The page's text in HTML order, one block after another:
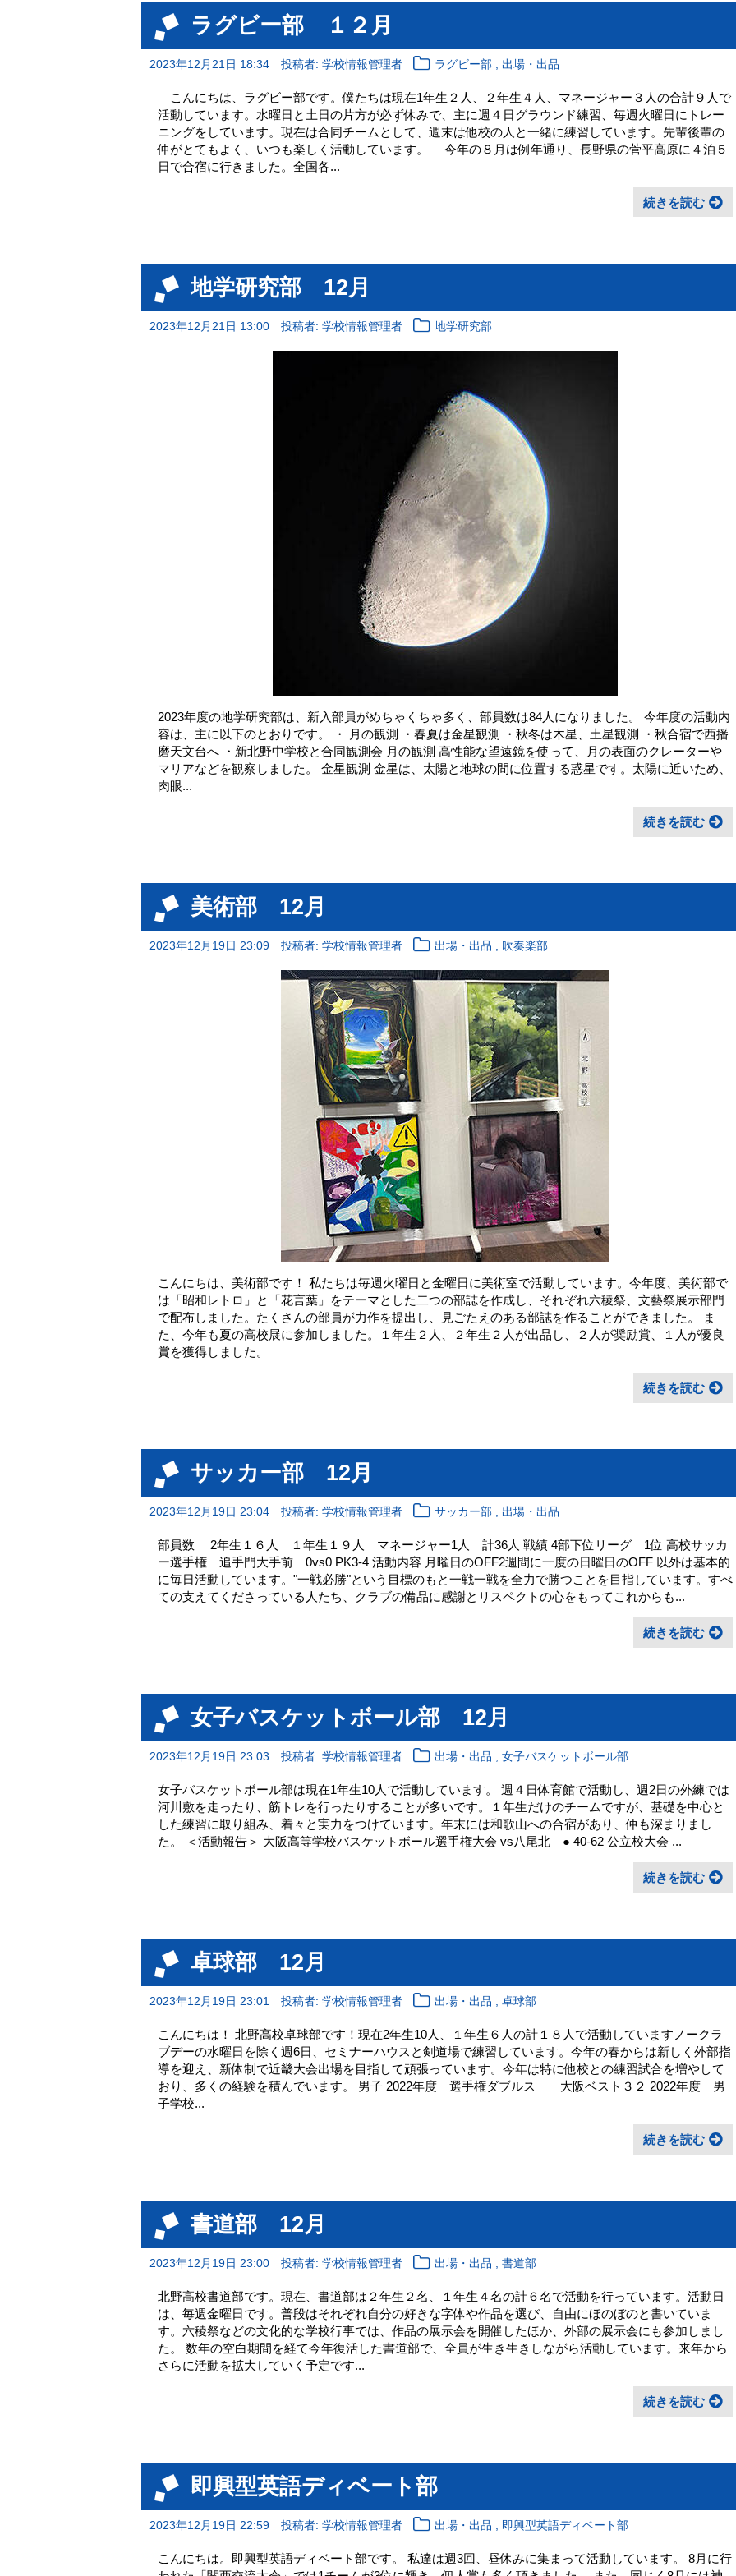
ラグビー部 １２月
2023年12月21日 18:34 投稿者: 学校情報管理者 ラグビー部 ,出場・出品
こんにちは、ラグビー部です。僕たちは現在1年生２人、２年生４人、マネージャー３人の合計９人で
活動しています。水曜日と土日の片方が必ず休みで、主に週４日グラウンド練習、毎週火曜日にトレー
ニングをしています。現在は合同チームとして、週末は他校の人と一緒に練習しています。先輩後輩の
仲がとてもよく、いつも楽しく活動しています。 今年の８月は例年通り、長野県の菅平高原に４泊５
日で合宿に行きました。全国各...
続きを読む
地学研究部 12月
2023年12月21日 13:00 投稿者: 学校情報管理者 地学研究部
2023年度の地学研究部は、新入部員がめちゃくちゃ多く、部員数は84人になりました。 今年度の活動内
容は、主に以下のとおりです。 ・ 月の観測 ・春夏は金星観測 ・秋冬は木星、土星観測 ・秋合宿で西播
磨天文台へ ・新北野中学校と合同観測会 月の観測 高性能な望遠鏡を使って、月の表面のクレーターや
マリアなどを観察しました。 金星観測 金星は、太陽と地球の間に位置する惑星です。太陽に近いため、
肉眼...
続きを読む
美術部 12月
2023年12月19日 23:09 投稿者: 学校情報管理者 出場・出品 吹奏楽部
こんにちは、美術部です！ 私たちは毎週火曜日と金曜日に美術室で活動しています。今年度、美術部で
は「昭和レトロ」と「花言葉」をテーマとした二つの部誌を作成し、それぞれ六稜祭、文藝祭展示部門
で配布しました。たくさんの部員が力作を提出し、見ごたえのある部誌を作ることができました。 ま
た、今年も夏の高校展に参加しました。１年生２人、２年生２人が出品し、２人が奨励賞、１人が優良
賞を獲得しました。
続きを読む
サッカー部 12月
2023年12月19日 23:04 投稿者: 学校情報管理者 サッカー部 ,出場・出品
部員数 2年生１６人 １年生１９人 マネージャー1人 計36人 戦績 4部下位リーグ 1位 高校サッカ
ー選手権 追手門大手前 0vs0 PK3-4 活動内容 月曜日のOFF2週間に一度の日曜日のOFF 以外は基本的
に毎日活動しています。"一戦必勝"という目標のもと一戦一戦を全力で勝つことを目指しています。すべ
ての支えてくださっている人たち、クラブの備品に感謝とリスペクトの心をもってこれからも...
続きを読む
女子バスケットボール部 12月
2023年12月19日 23:03 投稿者: 学校情報管理者 出場・出品 ,女子バスケットボール部
女子バスケットボール部は現在1年生10人で活動しています。 週４日体育館で活動し、週2日の外練では
河川敷を走ったり、筋トレを行ったりすることが多いです。１年生だけのチームですが、基礎を中心と
した練習に取り組み、着々と実力をつけています。年末には和歌山への合宿があり、仲も深まりまし
た。 ＜活動報告＞ 大阪高等学校バスケットボール選手権大会 vs八尾北 ● 40-62 公立校大会 ...
続きを読む
卓球部 12月
2023年12月19日 23:01 投稿者: 学校情報管理者 出場・出品 ,卓球部
こんにちは！ 北野高校卓球部です！現在2年生10人、１年生６人の計１８人で活動していますノークラ
ブデーの水曜日を除く週6日、セミナーハウスと剣道場で練習しています。今年の春からは新しく外部指
導を迎え、新体制で近畿大会出場を目指して頑張っています。今年は特に他校との練習試合を増やして
おり、多くの経験を積んでいます。 男子 2022年度 選手権ダブルス 大阪ベスト３２ 2022年度 男
子学校...
続きを読む
書道部 12月
2023年12月19日 23:00 投稿者: 学校情報管理者 出場・出品 ,書道部
北野高校書道部です。現在、書道部は２年生２名、１年生４名の計６名で活動を行っています。活動日
は、毎週金曜日です。普段はそれぞれ自分の好きな字体や作品を選び、自由にほのぼのと書いていま
す。六稜祭などの文化的な学校行事では、作品の展示会を開催したほか、外部の展示会にも参加しまし
た。 数年の空白期間を経て今年復活した書道部で、全員が生き生きしながら活動しています。来年から
さらに活動を拡大していく予定です...
続きを読む
即興型英語ディベート部
2023年12月19日 22:59 投稿者: 学校情報管理者 出場・出品 即興型英語ディベート部
こんにちは。即興型英語ディベート部です。 私達は週3回、昼休みに集まって活動しています。 8月に行